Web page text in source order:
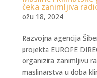
čeka zanimljiva
ožu 18, 2024
Razvojna agencija
projekta EUROPE
organizira zanimljivu
maslinarstva u doba